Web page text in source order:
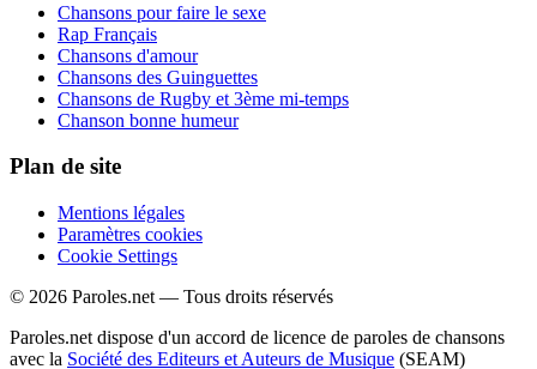
Chansons pour faire le sexe
Rap Français
Chansons d'amour
Chansons des Guinguettes
Chansons de Rugby et 3ème mi-temps
Chanson bonne humeur
Plan de site
Mentions légales
Paramètres cookies
Cookie Settings
© 2026 Paroles.net — Tous droits réservés
Paroles.net dispose d'un accord de licence de paroles de chansons
avec la Société des Editeurs et Auteurs de Musique (SEAM)